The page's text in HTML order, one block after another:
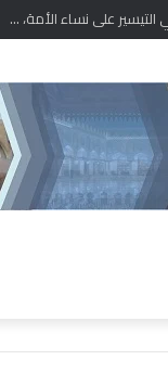
نجاح 97.7%